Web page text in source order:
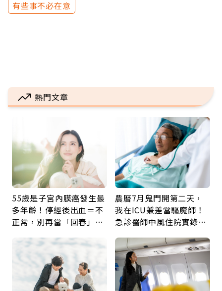
有些事不必在意
熱門文章
55歲是子宮內膜癌發生最
多年齡！停經後出血＝不
正常，別再當「回春」…
癒率達9成5
農曆7月鬼門開第二天，
我在ICU兼差當驅魔師！
急診醫師中風住院實錄：